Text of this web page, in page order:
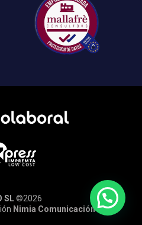
SL©2026
Nimia Comunicación